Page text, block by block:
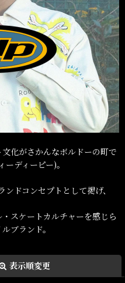
化がさかんなボルドーの町で
ディーピー)。
ドコンセプトとして掲げ、
スケートカルチャーを感じら
ブランド。
表示順変更